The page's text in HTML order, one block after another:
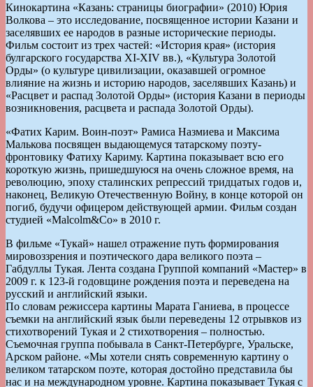
Кинокартина «Казань: страницы биографии» (2010) Юрия
Волкова – это исследование, посвященное истории Казани и
заселявших ее народов в разные исторические периоды.
Фильм состоит из трех частей: «История края» (история
булгарского государства XI-XIV вв.), «Культура Золотой
Орды» (о культуре цивилизации, оказавшей огромное
влияние на жизнь и историю народов, заселявших Казань) и
«Расцвет и распад Золотой Орды» (история Казани в периоды
возникновения, расцвета и распада Золотой Орды).
«Фатих Карим. Воин-поэт» Рамиса Назмиева и Максима
Малькова посвящен выдающемуся татарскому поэту-
фронтовику Фатиху Кариму. Картина показывает всю его
короткую жизнь, пришедшуюся на очень сложное время, на
революцию, эпоху сталинских репрессий тридцатых годов и,
наконец, Великую Отечественную Войну, в конце которой он
погиб, будучи офицером действующей армии. Фильм создан
студией «Malcolm&Co» в 2010 г.
В фильме «Тукай» нашел отражение путь формирования
мировоззрения и поэтического дара великого поэта –
Габдуллы Тукая. Лента создана Группой компаний «Мастер» в
2009 г. к 123-й годовщине рождения поэта и переведена на
русский и английский языки.
По словам режиссера картины Марата Ганиева, в процессе
съемки на английский язык были переведены 12 отрывков из
стихотворений Тукая и 2 стихотворения – полностью.
Съемочная группа побывала в Санкт-Петербурге, Уральске,
Арском районе. «Мы хотели снять современную картину о
великом татарском поэте, которая достойно представила бы
нас и на международном уровне. Картина показывает Тукая с